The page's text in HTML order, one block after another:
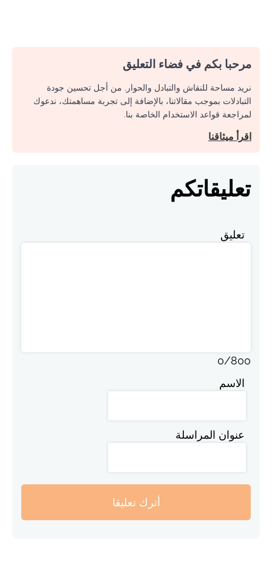
مرحبا بكم في فضاء التعليق
نريد مساحة للنقاش والتبادل والحوار. من أجل تحسين جودة
التبادلات بموجب مقالاتنا، بالإضافة إلى تجربة مساهمتك، ندعوك
لمراجعة قواعد الاستخدام الخاصة بنا.
اقرأ ميثاقنا
تعليقاتكم
تعليق
0/800
الاسم
عنوان المراسلة
أترك تعليقا